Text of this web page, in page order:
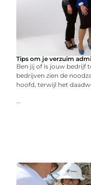
Tips om je verzuim
Ben jij of is jouw bedrijf
bedrijven zien de
hoofd, terwijl het
...